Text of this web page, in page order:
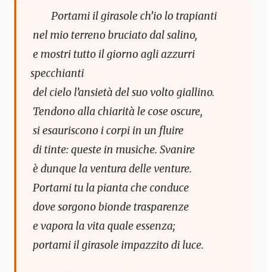
Portami il girasole ch’io lo trapianti
nel mio terreno bruciato dal salino,
e mostri tutto il giorno agli azzurri
specchianti
del cielo l’ansietà del suo volto giallino.
Tendono alla chiarità le cose oscure,
si esauriscono i corpi in un fluire
di tinte: queste in musiche. Svanire
è dunque la ventura delle venture.
Portami tu la pianta che conduce
dove sorgono bionde trasparenze
e vapora la vita quale essenza;
portami il girasole impazzito di luce.